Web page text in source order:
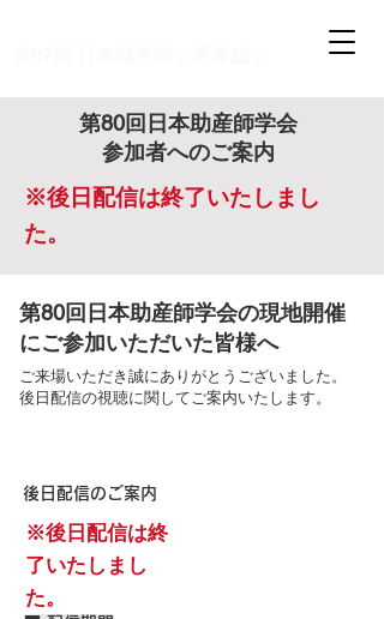
第80回日本助産師学会
​参加者へのご案内
※後日配信は終了いたしまし
た。
第80回日本助産師学会の現地開催
にご参加いただいた皆様へ
ご来場いただき誠にありがとうございました。
後日配信の視聴に関してご案内いたします。​
後日配信のご案内
※後日配信は終
了いたしまし
た。